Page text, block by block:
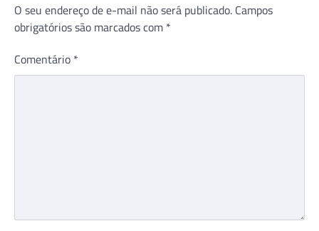
O seu endereço de e-mail não será publicado. Campos
obrigatórios são marcados com *
Comentário *